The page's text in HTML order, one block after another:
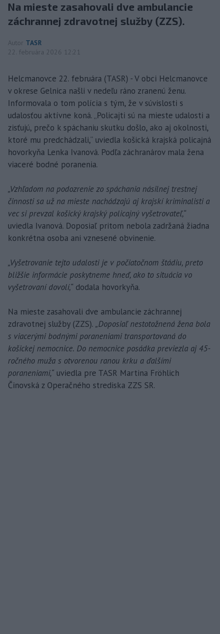
Na mieste zasahovali dve ambulancie
záchrannej zdravotnej služby (ZZS).
Autor TASR
22. februára 2026 12:21
Helcmanovce 22. februára (TASR) - V obci Helcmanovce
v okrese Gelnica našli v nedeľu ráno zranenú ženu.
Informovala o tom polícia s tým, že v súvislosti s
udalosťou aktívne koná. „Policajti sú na mieste udalosti a
zisťujú, prečo k spáchaniu skutku došlo, ako aj okolnosti,
ktoré mu predchádzali,“ uviedla košická krajská policajná
hovorkyňa Lenka Ivanová. Podľa záchranárov mala žena
viaceré bodné poranenia.
„Vzhľadom na podozrenie zo spáchania násilnej trestnej
činnosti sa už na mieste nachádzajú aj krajskí kriminalisti a
vec si prevzal košický krajský policajný vyšetrovateľ,“
uviedla Ivanová. Doposiaľ pritom nebola zadržaná žiadna
konkrétna osoba ani vznesené obvinenie.
„Vyšetrovanie tejto udalosti je v počiatočnom štádiu, preto
bližšie informácie poskytneme hneď, ako to situácia vo
vyšetrovaní dovolí,“ dodala hovorkyňa.
Na mieste zasahovali dve ambulancie záchrannej
zdravotnej služby (ZZS). „Doposiaľ nestotožnená žena bola
s viacerými bodnými poraneniami transportovaná do
košickej nemocnice. Do nemocnice posádka previezla aj 45-
ročného muža s otvorenou ranou krku a ďalšími
poraneniami,“ uviedla pre TASR Martina Fröhlich
Činovská z Operačného strediska ZZS SR.